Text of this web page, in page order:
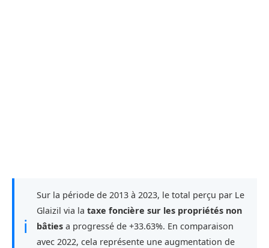
ℹ
Sur la période de 2013 à 2023, le total perçu par Le
Glaizil via la taxe foncière sur les propriétés non
bâties a progressé de +33.63%. En comparaison
avec 2022, cela représente une augmentation de